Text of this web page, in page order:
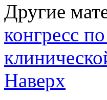
Другие
конгресс
Наверх